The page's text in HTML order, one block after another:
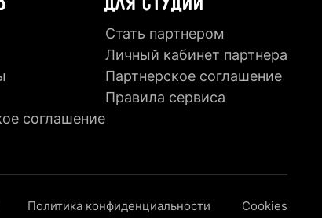
соглашение
Стать партнером
Личный кабинет партнера
Партнерское соглашение
Правила сервиса
Политика конфиденциальности Cookies